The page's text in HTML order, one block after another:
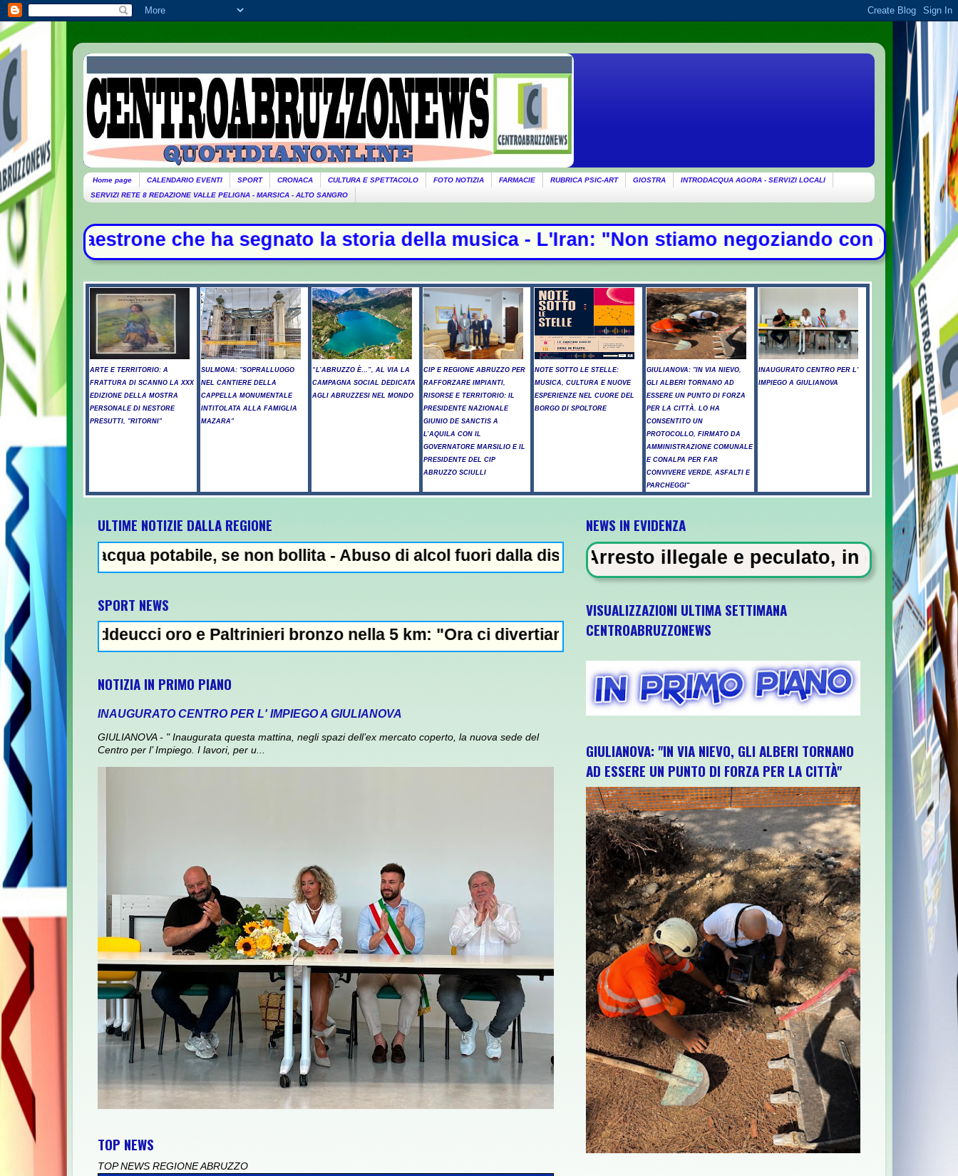
Home page CALENDARIO EVENTI SPORT CRONACA CULTURA E SPETTACOLO FOTO NOTIZIA FARMACIE RUBRICA PSIC-ART GIOSTRA
INTRODACQUA AGORA - SERVIZI LOCALI
SERVIZI RETE 8 REDAZIONE VALLE PELIGNA - MARSICA - ALTO SANGRO
ha segnato la storia della musica - L'Iran: "Non stiamo negoziando con gli Usa su Hormuz,
ARTE E TERRITORIO: A
FRATTURA DI SCANNO LA XXX
EDIZIONE DELLA MOSTRA
PERSONALE DI NESTORE
PRESUTTI, "RITORNI"
SULMONA: "SOPRALLUOGO
NEL CANTIERE DELLA
CAPPELLA MONUMENTALE
INTITOLATA ALLA FAMIGLIA
MAZARA"
“L’ABRUZZO È…”, AL VIA LA
CAMPAGNA SOCIAL DEDICATA
AGLI ABRUZZESI NEL MONDO
CIP E REGIONE ABRUZZO PER
RAFFORZARE IMPIANTI,
RISORSE E TERRITORIO: IL
PRESIDENTE NAZIONALE
GIUNIO DE SANCTIS A
L’AQUILA CON IL
GOVERNATORE MARSILIO E IL
PRESIDENTE DEL CIP
ABRUZZO SCIULLI
NOTE SOTTO LE STELLE:
MUSICA, CULTURA E NUOVE
ESPERIENZE NEL CUORE DEL
BORGO DI SPOLTORE
GIULIANOVA: "IN VIA NIEVO,
GLI ALBERI TORNANO AD
ESSERE UN PUNTO DI FORZA
PER LA CITTÀ. LO HA
CONSENTITO UN
PROTOCOLLO, FIRMATO DA
AMMINISTRAZIONE COMUNALE
E CONALPA PER FAR
CONVIVERE VERDE, ASFALTI E
PARCHEGGI"
INAUGURATO CENTRO PER L'
IMPIEGO A GIULIANOVA
ULTIME NOTIZIE DALLA REGIONE
potabile, se non bollita - Abuso di alcol fuori dalla discoteca, minorenni intossicati a Pescara - Il vento riaccende il
SPORT NEWS
oro e Paltrinieri bronzo nella 5 km: "Ora ci divertiamo in staffetta"- L'Italia U21 il 5 ottobre a Pescara l'ultima gara
NOTIZIA IN PRIMO PIANO
INAUGURATO CENTRO PER L' IMPIEGO A GIULIANOVA
GIULIANOVA - " Inaugurata questa mattina, negli spazi dell’ex mercato coperto, la nuova sede del
Centro per l’ Impiego. I lavori, per u...
TOP NEWS
TOP NEWS REGIONE ABRUZZO
NEWS IN EVIDENZA
NEWS IN EVIDENZA - Arresto illegale e peculato, in carcere 5 vigili urbani
VISUALIZZAZIONI ULTIMA SETTIMANA
CENTROABRUZZONEWS
GIULIANOVA: "IN VIA NIEVO, GLI ALBERI TORNANO
AD ESSERE UN PUNTO DI FORZA PER LA CITTÀ"